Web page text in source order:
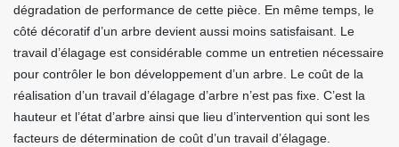
dégradation de performance de cette pièce. En même temps, le
côté décoratif d’un arbre devient aussi moins satisfaisant. Le
travail d’élagage est considérable comme un entretien nécessaire
pour contrôler le bon développement d’un arbre. Le coût de la
réalisation d’un travail d’élagage d’arbre n’est pas fixe. C’est la
hauteur et l’état d’arbre ainsi que lieu d’intervention qui sont les
facteurs de détermination de coût d’un travail d’élagage.